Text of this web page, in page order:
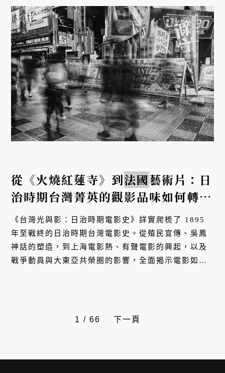
從《火燒紅蓮寺》到法國藝術片：日
治時期台灣菁英的觀影品味如何轉
變？
《台灣光與影：日治時期電影史》詳實爬梳了 1895
年至戰終的日治時期台灣電影史。從殖民宣傳、吳鳳
神話的塑造，到上海電影熱、有聲電影的興起，以及
戰爭動員與大東亞共榮圈的影響，全面揭示電影如何
1 / 66 下一頁